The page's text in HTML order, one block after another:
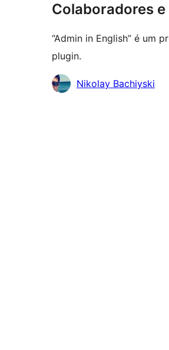
Colaboradores
“Admin in English” é um
plugin.
Colaboradores
Nikolay Bachiyski